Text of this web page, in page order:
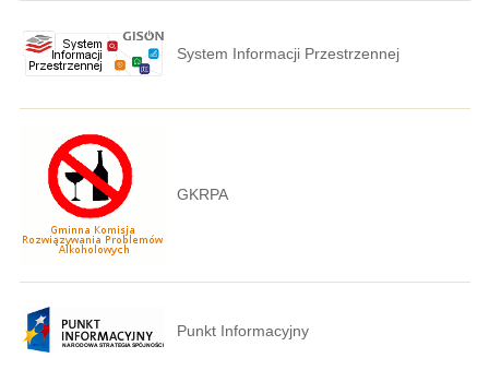
System Informacji Przestrzennej
GKRPA
Punkt Informacyjny